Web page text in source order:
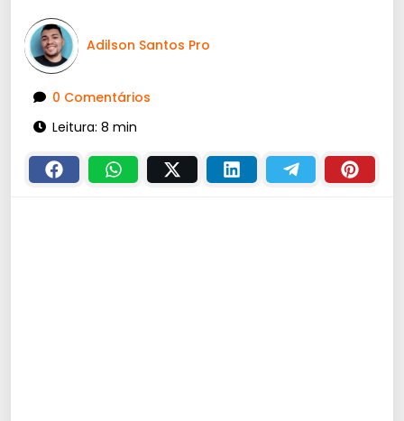
Adilson Santos Pro
0 Comentários
Leitura: 8 min